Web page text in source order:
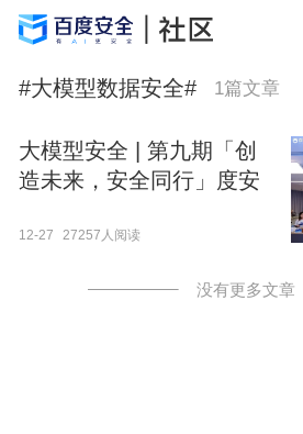
#大模型数据安全# 1篇文章
大模型安全 | 第九期「创
造未来，安全同行」度安
12-27 27257人阅读
没有更多文章